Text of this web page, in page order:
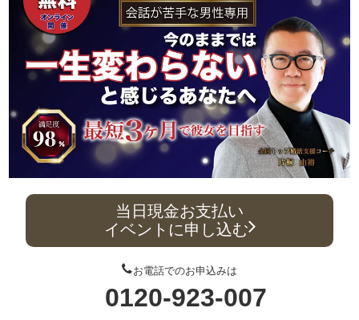
当日現金お支払い
イベントに申し込む
お電話でのお申込みは
0120-923-007